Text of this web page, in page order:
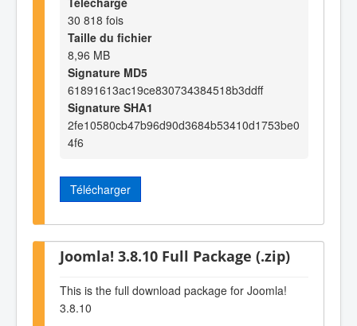
30 818 fois
Taille du fichier
8,96 MB
Signature MD5
61891613ac19ce830734384518b3ddff
Signature SHA1
2fe10580cb47b96d90d3684b53410d1753be0
4f6
Télécharger
Joomla! 3.8.10 Full Package (.zip)
This is the full download package for Joomla!
3.8.10